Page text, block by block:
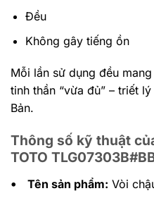
Đều
Không gây tiếng ồn
Mỗi lần sử dụng đều
tinh thần “vừa đủ” – triết
Bản.
Thông số kỹ thuật
TOTO
• Tên sản phẩm: Vòi